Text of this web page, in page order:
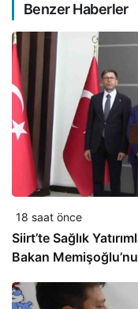
Benzer Haberler
18 saat önce
Siirt’te Sağlık
Bakan